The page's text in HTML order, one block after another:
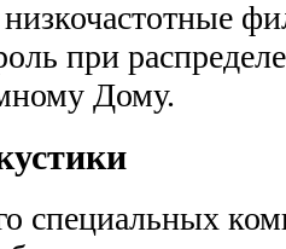
при
Дому.
специальных